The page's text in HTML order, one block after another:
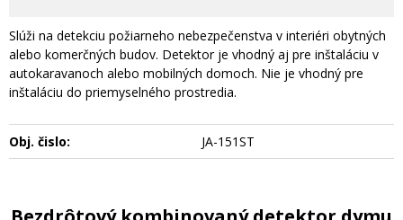
Slúži na detekciu požiarneho nebezpečenstva v interiéri obytných
alebo komerčných budov. Detektor je vhodný aj pre inštaláciu v
autokaravanoch alebo mobilných domoch. Nie je vhodný pre
inštaláciu do priemyselného prostredia.
Obj. čislo: JA-151ST